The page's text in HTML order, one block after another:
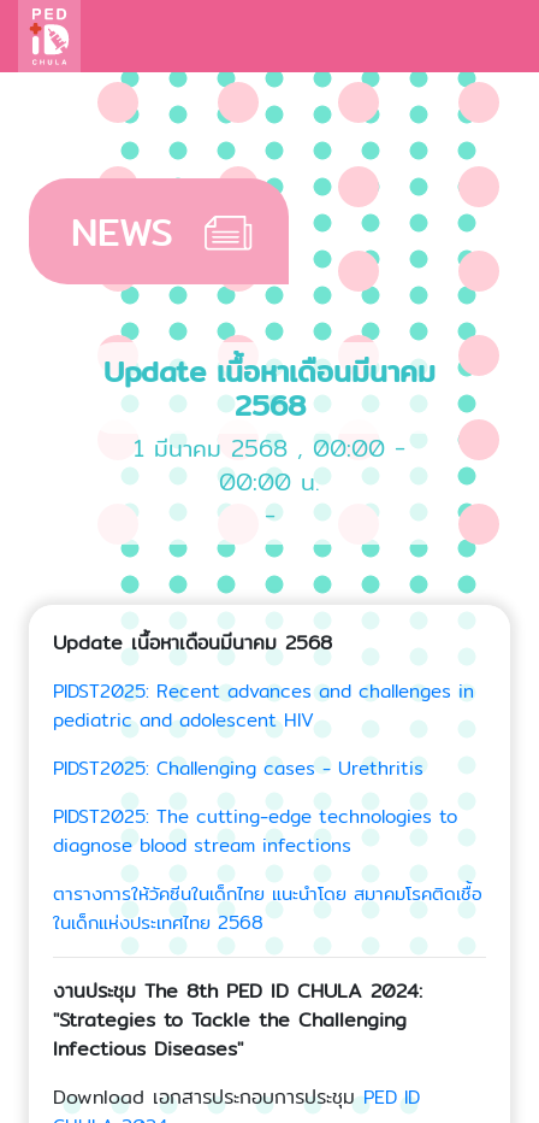
NEWS
Update เนื้อหาเดือนมีนาคม
2568
1 มีนาคม 2568 , 00:00 -
00:00 น.
-
Update เนื้อหาเดือนมีนาคม 2568
PIDST2025: Recent advances and challenges in
pediatric and adolescent HIV
PIDST2025: Challenging cases - Urethritis
PIDST2025: The cutting-edge technologies to
diagnose blood stream infections
ตารางการให้วัคซีนในเด็กไทย แนะนำโดย สมาคมโรคติดเชื้อ
ในเด็กแห่งประเทศไทย 2568
งานประชุม The 8th PED ID CHULA 2024:
"Strategies to Tackle the Challenging
Infectious Diseases"
Download เอกสารประกอบการประชุมPED ID